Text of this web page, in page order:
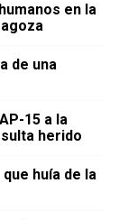
en la
de una
15 a la
herido
huía de la